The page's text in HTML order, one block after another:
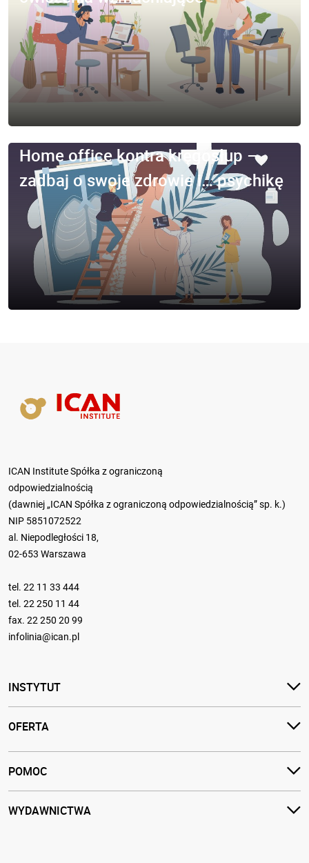
Home office kontra kręgosłup –
zadbaj o swoje zdrowie i… psychikę
ICAN Institute Spółka z ograniczoną
odpowiedzialnością
(dawniej „ICAN Spółka z ograniczoną odpowiedzialnością” sp. k.)
NIP 5851072522
al. Niepodległości 18,
02-653 Warszawa
tel. 22 11 33 444
tel. 22 250 11 44
fax. 22 250 20 99
infolinia@ican.pl
INSTYTUT
OFERTA
POMOC
WYDAWNICTWA